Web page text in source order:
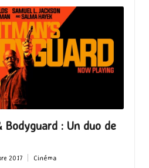
Bodyguard : Un duo de
2017
Posted
Cinéma